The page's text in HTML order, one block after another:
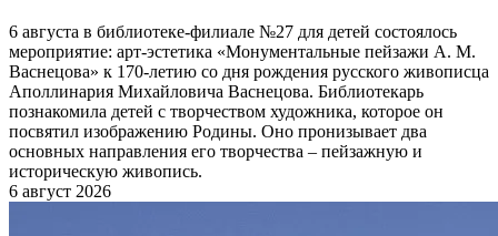
6 августа в библиотеке-филиале №27 для детей состоялось
мероприятие: арт-эстетика «Монументальные пейзажи А. М.
Васнецова» к 170-летию со дня рождения русского живописца
Аполлинария Михайловича Васнецова. Библиотекарь
познакомила детей с творчеством художника, которое он
посвятил изображению Родины. Оно пронизывает два
основных направления его творчества – пейзажную и
историческую живопись.
6 август 2026